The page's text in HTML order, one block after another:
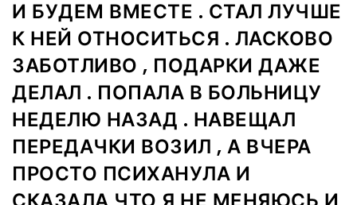
И БУДЕМ ВМЕСТЕ . СТАЛ ЛУЧШЕ
К НЕЙ ОТНОСИТЬСЯ . ЛАСКОВО
ЗАБОТЛИВО , ПОДАРКИ ДАЖЕ
ДЕЛАЛ . ПОПАЛА В БОЛЬНИЦУ
НЕДЕЛЮ НАЗАД . НАВЕЩАЛ
ПЕРЕДАЧКИ ВОЗИЛ , А ВЧЕРА
ПРОСТО ПСИХАНУЛА И